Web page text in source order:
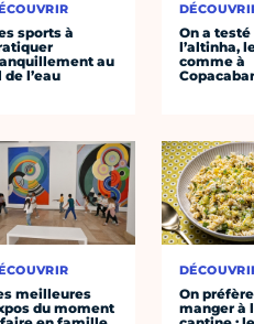
sports à
au
de l’eau
meilleures
du moment
On a testé
l’altinha,
comme à
On préfère
manger à